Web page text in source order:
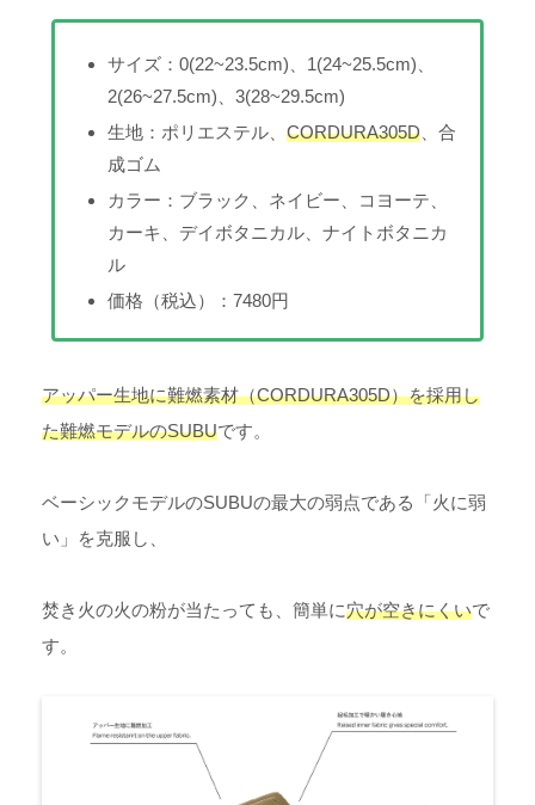
サイズ：0(22~23.5cm)、1(24~25.5cm)、
2(26~27.5cm)、3(28~29.5cm)
生地：ポリエステル、 CORDURA305D、合
成ゴム
カラー：ブラック、ネイビー、コヨーテ、
カーキ、デイボタニカル、ナイトボタニカ
ル
価格（税込）：7480円
アッパー生地に難燃素材（CORDURA305D）を採用し
た難燃モデルのSUBUです。
ベーシックモデルのSUBUの最大の弱点である「火に弱
い」を克服し、
焚き火の火の粉が当たっても、簡単に穴が空きにくいで
す。